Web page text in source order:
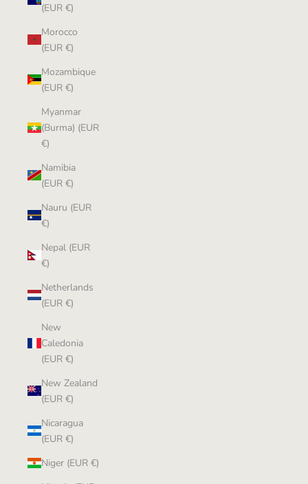
(EUR €)
Morocco
(EUR €)
Mozambique
(EUR €)
Myanmar
(Burma) (EUR
€)
Namibia
(EUR €)
Nauru (EUR
€)
Nepal (EUR
€)
Netherlands
(EUR €)
New
Caledonia
(EUR €)
New Zealand
(EUR €)
Nicaragua
(EUR €)
Niger (EUR €)